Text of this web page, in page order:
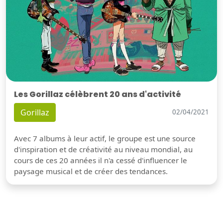
Les Gorillaz célèbrent 20 ans d'activité
Gorillaz 02/04/2021
Avec 7 albums à leur actif, le groupe est une source
d'inspiration et de créativité au niveau mondial, au
cours de ces 20 années il n'a cessé d'influencer le
paysage musical et de créer des tendances.